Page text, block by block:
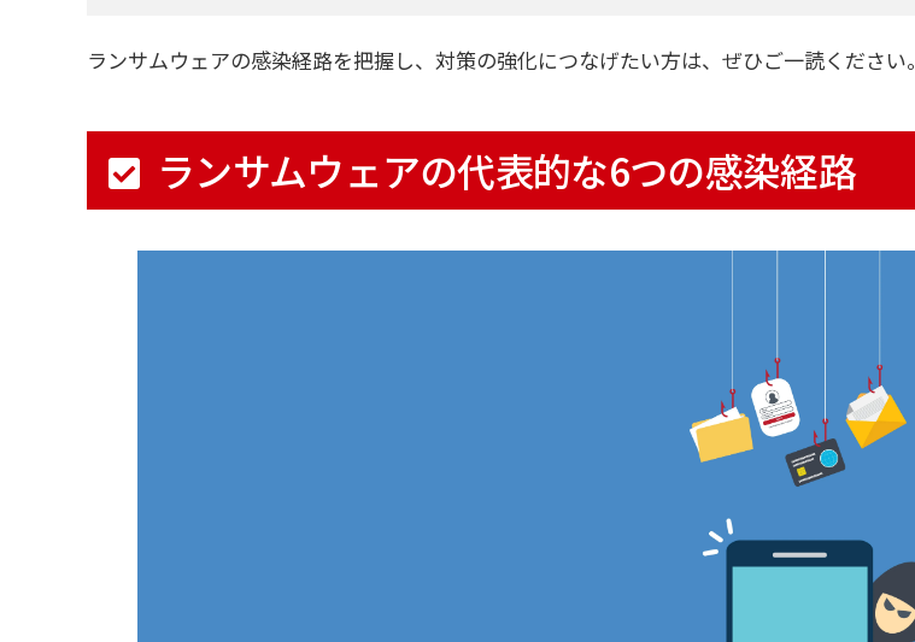
ランサムウェアの感染経路を把握し、対策の強化につなげたい方は、ぜひご一読ください。
ランサムウェアの代表的な6つの感染経路​